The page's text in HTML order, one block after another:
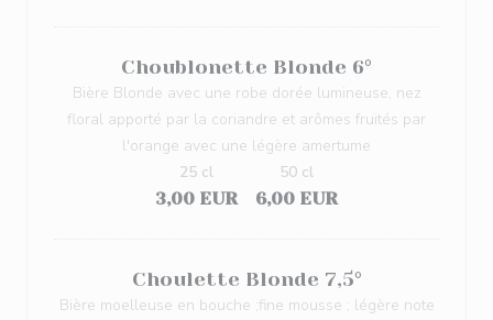
Choublonette Blonde 6°
Bière Blonde avec une robe dorée lumineuse, nez
floral apporté par la coriandre et arômes fruités par
l'orange avec une légère amertume
3,00 EUR
25 cl
6,00 EUR
50 cl
Choulette Blonde 7,5°
Bière moelleuse en bouche ;fine mousse ; légère note